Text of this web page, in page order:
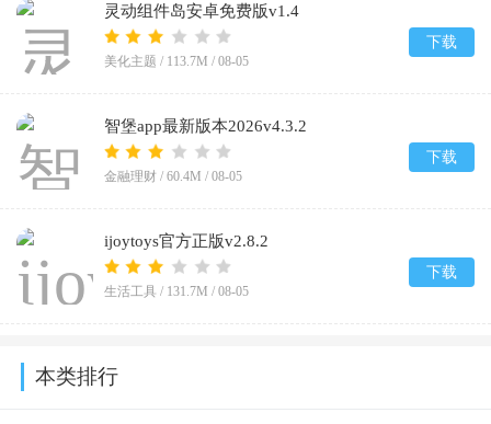
灵动组件岛安卓免费版v1.4
美化主题 / 113.7M / 08-05
下载
智堡app最新版本2026v4.3.2
金融理财 / 60.4M / 08-05
下载
ijoytoys官方正版v2.8.2
生活工具 / 131.7M / 08-05
下载
本类排行